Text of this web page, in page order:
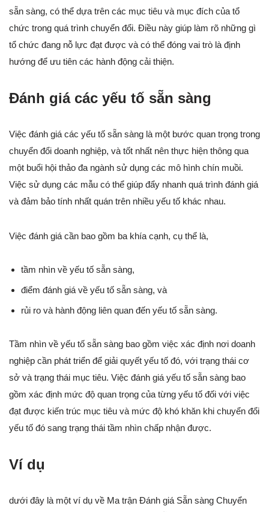
sẵn sàng, có thể dựa trên các mục tiêu và mục đích của tổ
chức trong quá trình chuyển đổi. Điều này giúp làm rõ những gì
tổ chức đang nỗ lực đạt được và có thể đóng vai trò là định
hướng để ưu tiên các hành động cải thiện.
Đánh giá các yếu tố sẵn sàng
Việc đánh giá các yếu tố sẵn sàng là một bước quan trọng trong
chuyển đổi doanh nghiệp, và tốt nhất nên thực hiện thông qua
một buổi hội thảo đa ngành sử dụng các mô hình chín muồi.
Việc sử dụng các mẫu có thể giúp đẩy nhanh quá trình đánh giá
và đảm bảo tính nhất quán trên nhiều yếu tố khác nhau.
Việc đánh giá cần bao gồm ba khía cạnh, cụ thể là,
tầm nhìn về yếu tố sẵn sàng,
điểm đánh giá về yếu tố sẵn sàng, và
rủi ro và hành động liên quan đến yếu tố sẵn sàng.
Tầm nhìn về yếu tố sẵn sàng bao gồm việc xác định nơi doanh
nghiệp cần phát triển để giải quyết yếu tố đó, với trạng thái cơ
sở và trạng thái mục tiêu. Việc đánh giá yếu tố sẵn sàng bao
gồm xác định mức độ quan trọng của từng yếu tố đối với việc
đạt được kiến trúc mục tiêu và mức độ khó khăn khi chuyển đổi
yếu tố đó sang trạng thái tầm nhìn chấp nhận được.
Ví dụ
dưới đây là một ví dụ về Ma trận Đánh giá Sẵn sàng Chuyển